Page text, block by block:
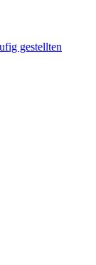
gestellten